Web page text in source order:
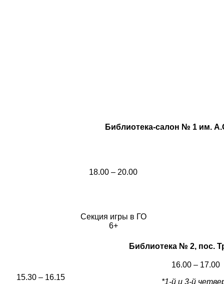
Библиотека-салон № 1 им.
18.00 – 20.00
Секция игры в ГО
6+
Библиотека № 2, пос.
15.30 – 16.15
16.00 – 17.00
*1-й и 3-й